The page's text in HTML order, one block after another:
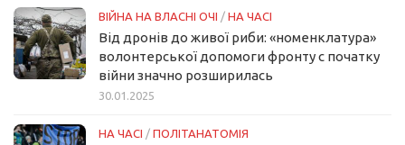
ВІЙНА НА ВЛАСНІ ОЧІ / НА ЧАСІ
Від дронів до живої риби: «номенклатура»
волонтерської допомоги фронту с початку
війни значно розширилась
30.01.2025
НА ЧАСІ / ПОЛІТАНАТОМІЯ